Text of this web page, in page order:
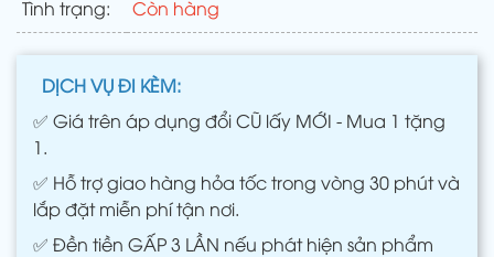
Tình trạng: Còn hàng
DỊCH VỤ ĐI KÈM:
✅ Giá trên áp dụng đổi CŨ lấy MỚI - Mua 1 tặng
1.
✅ Hỗ trợ giao hàng hỏa tốc trong vòng 30 phút và
lắp đặt miễn phí tận nơi.
✅ Đền tiền GẤP 3 LẦN nếu phát hiện sản phẩm